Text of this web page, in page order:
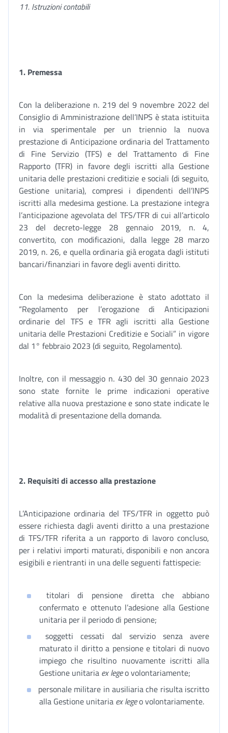
11. Istruzioni contabili
1. Premessa
Con la deliberazione n. 219 del 9 novembre 2022 del
Consiglio di Amministrazione dell’INPS è stata istituita
in via sperimentale per un triennio la nuova
prestazione di Anticipazione ordinaria del Trattamento
di Fine Servizio (TFS) e del Trattamento di Fine
Rapporto (TFR) in favore degli iscritti alla Gestione
unitaria delle prestazioni creditizie e sociali (di seguito,
Gestione unitaria), compresi i dipendenti dell’INPS
iscritti alla medesima gestione. La prestazione integra
l’anticipazione agevolata del TFS/TFR di cui all’articolo
23 del decreto-legge 28 gennaio 2019, n. 4,
convertito, con modificazioni, dalla legge 28 marzo
2019, n. 26, e quella ordinaria già erogata dagli istituti
bancari/finanziari in favore degli aventi diritto.
Con la medesima deliberazione è stato adottato il
“Regolamento per l’erogazione di Anticipazioni
ordinarie del TFS e TFR agli iscritti alla Gestione
unitaria delle Prestazioni Creditizie e Sociali” in vigore
dal 1° febbraio 2023 (di seguito, Regolamento).
Inoltre, con il messaggio n. 430 del 30 gennaio 2023
sono state fornite le prime indicazioni operative
relative alla nuova prestazione e sono state indicate le
modalità di presentazione della domanda.
2. Requisiti di accesso alla prestazione
L’Anticipazione ordinaria del TFS/TFR in oggetto può
essere richiesta dagli aventi diritto a una prestazione
di TFS/TFR riferita a un rapporto di lavoro concluso,
per i relativi importi maturati, disponibili e non ancora
esigibili e rientranti in una delle seguenti fattispecie:
titolari di pensione diretta che abbiano
confermato e ottenuto l’adesione alla Gestione
unitaria per il periodo di pensione;
soggetti cessati dal servizio senza avere
maturato il diritto a pensione e titolari di nuovo
impiego che risultino nuovamente iscritti alla
Gestione unitaria ex legeo volontariamente;
personale militare in ausiliaria che risulta iscritto
alla Gestione unitaria ex legeo volontariamente.